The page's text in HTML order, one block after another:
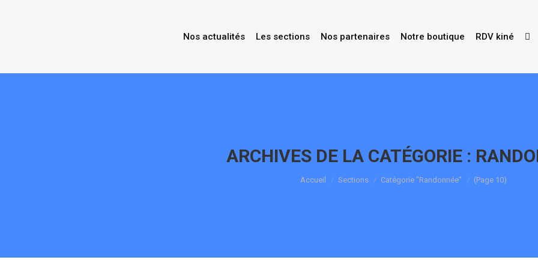
Nos actualités Les sections Nos partenaires Notre boutique RDV kiné
ARCHIVES DE LA CATÉGORIE :
Vous êtes ici :
Accueil Sections Catégorie "Randonnée" (Page 10)